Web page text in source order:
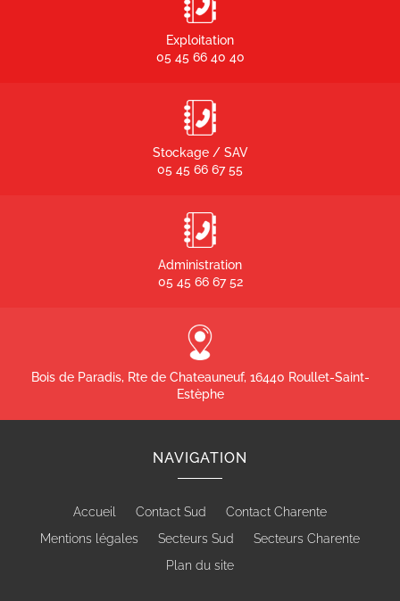
Exploitation
05 45 66 40 40
Stockage / SAV
05 45 66 67 55
Administration
05 45 66 67 52
Bois de Paradis, Rte de Chateauneuf, 16440 Roullet-Saint-
Estèphe
NAVIGATION
Accueil Contact Sud
Contact Charente
Mentions légales
Secteurs Sud
Secteurs Charente
Plan du site